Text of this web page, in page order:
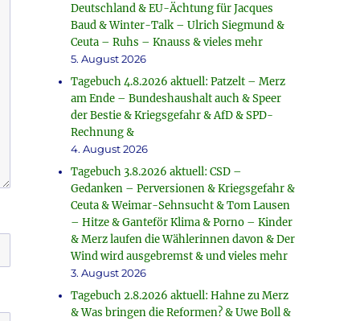
Deutschland & EU-Ächtung für Jacques
Baud & Winter-Talk – Ulrich Siegmund &
Ceuta – Ruhs – Knauss & vieles mehr
5. August 2026
Tagebuch 4.8.2026 aktuell: Patzelt – Merz
am Ende – Bundeshaushalt auch & Speer
der Bestie & Kriegsgefahr & AfD & SPD-
Rechnung &
4. August 2026
Tagebuch 3.8.2026 aktuell: CSD –
Gedanken – Perversionen & Kriegsgefahr &
Ceuta & Weimar-Sehnsucht & Tom Lausen
– Hitze & Ganteför Klima & Porno – Kinder
& Merz laufen die Wählerinnen davon & Der
Wind wird ausgebremst & und vieles mehr
3. August 2026
Tagebuch 2.8.2026 aktuell: Hahne zu Merz
& Was bringen die Reformen? & Uwe Boll &